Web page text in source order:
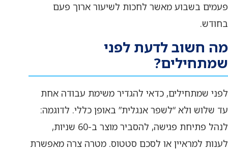
פעמים בשבוע מאשר לחכות לשיעור ארוך פעם
בחודש.
מה חשוב לדעת לפני
שמתחילים?
לפני שמתחילים, כדאי להגדיר משימת עבודה אחת
עד שלוש ולא “לשפר אנגלית” באופן כללי. לדוגמה:
לנהל פתיחת פגישה, להסביר מוצר ב-60 שניות,
לענות למראיין או לסכם סטטוס. מטרה צרה מאפשרת